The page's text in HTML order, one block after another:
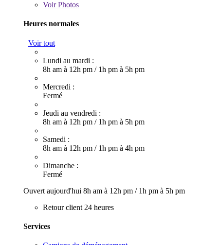
VoirPhotos
Heures normales
Voir tout
Lundi au mardi :
8h am à 12h pm / 1h pm à 5h pm
Mercredi :
Fermé
Jeudi au vendredi :
8h am à 12h pm / 1h pm à 5h pm
Samedi :
8h am à 12h pm / 1h pm à 4h pm
Dimanche :
Fermé
Ouvert aujourd'hui 8h am à 12h pm / 1h pm à 5h pm
Retour client 24 heures
Services